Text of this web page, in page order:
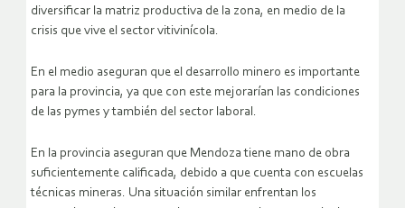
diversificar la matriz productiva de la zona, en medio de la
crisis que vive el sector vitivinícola.
En el medio aseguran que el desarrollo minero es importante
para la provincia, ya que con este mejorarían las condiciones
de las pymes y también del sector laboral.
En la provincia aseguran que Mendoza tiene mano de obra
suficientemente calificada, debido a que cuenta con escuelas
técnicas mineras. Una situación similar enfrentan los